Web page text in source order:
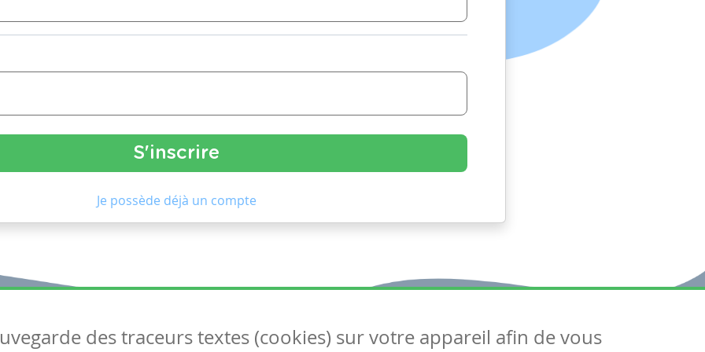
Je possède déjà un compte
Articles Suivez-nous
des traceurs textes (cookies) sur votre appareil afin de vous